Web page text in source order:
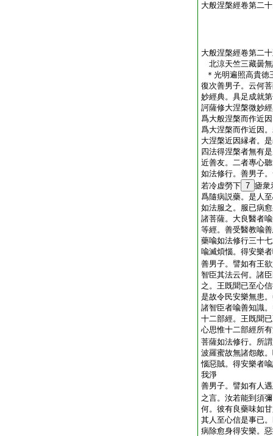
大般涅槃經卷第二
大般涅槃經卷第二
北涼天竺三藏曇
＊光明遍照高貴徳
復次善男子。云何
妙經典。具足成就
訶薩修大涅槃微妙
爲大般涅槃而作近
爲大涅槃而作近因
大涅槃近因縁者。
四法得涅槃者無有
近善友。二者專心
如法修行。善男子
若冷虚勞下 7 瘧衆
爲隨病説藥。是人
如法服之。服已病
諸菩薩。大良醫者
等經。善受醫教喩
藥喩如法修行三十
喩滅煩惱。得安樂
善男子。譬如有王
智臣其法云何。諸
之。王既聞已至心
是故令民安樂無患
諸智臣者喩善知識
十二部經。王既聞
心思惟十二部經所
菩薩如法修行。所
波羅蜜故無諸怨敵
惱惡賊。得安樂者
我淨
善男子。譬如有人
之言。汝若能到須
何。彼有良藥味如
其人至心信是事已
病除愈身得安樂。